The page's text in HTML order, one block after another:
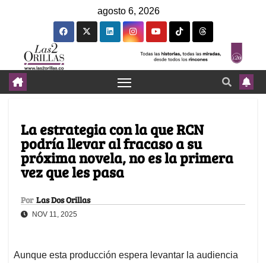
agosto 6, 2026
La estrategia con la que RCN
podría llevar al fracaso a su
próxima novela, no es la primera
vez que les pasa
Por Las Dos Orillas
NOV 11, 2025
Aunque esta producción espera levantar la audiencia